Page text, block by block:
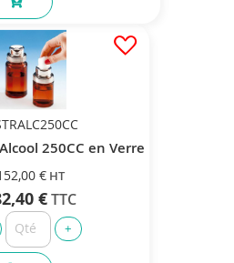
250CC en Verre
€
€